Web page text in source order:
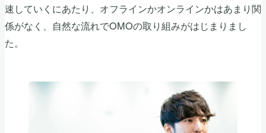
速していくにあたり、オフラインかオンラインかはあまり関
係がなく、自然な流れでOMOの取り組みがはじまりまし
た。